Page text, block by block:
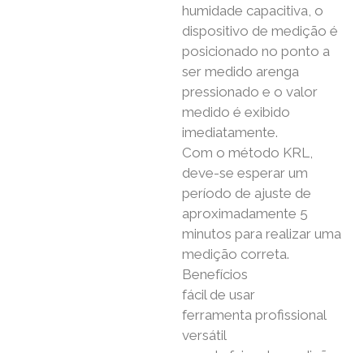
humidade capacitiva, o
dispositivo de medição é
posicionado no ponto a
ser medido arenga
pressionado e o valor
medido é exibido
imediatamente.
Com o método KRL,
deve-se esperar um
período de ajuste de
aproximadamente 5
minutos para realizar uma
medição correta.
Benefícios
fácil de usar
ferramenta profissional
versátil